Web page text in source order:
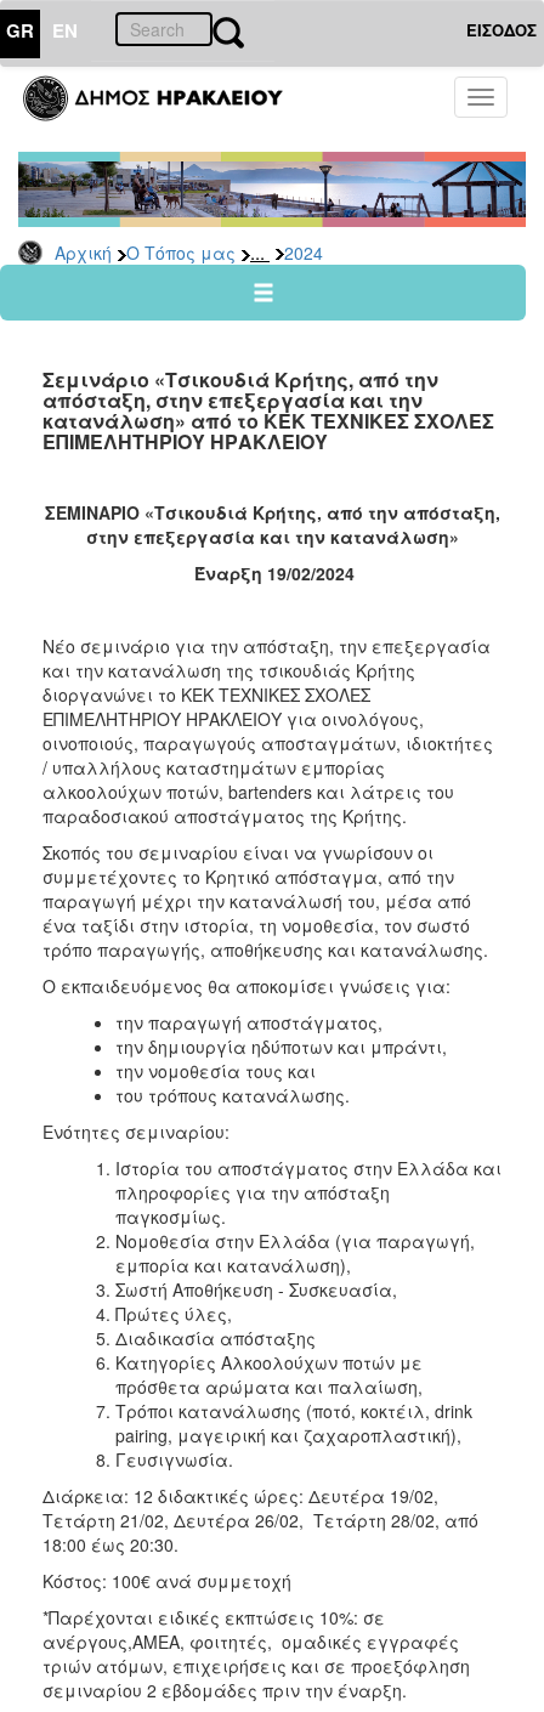
GR EN ΕΙΣΟΔΟΣ
Toggle
Αρχική Ο Τόπος μας ... 2024
ΤΟΠΟΣ
ΜΑΣ
Ανακοινώσεις
Αρχείο
2026
2024
2022
2021
2019
2018
2015
2012
2011
ΔΗΜΟΣ
ΠΟΛΙΤΙΣΜΟΣ
ΑΝΘΕΚΤΙΚΗ
ΠΟΛΗ
Σεμινάριο «Τσικουδιά Κρήτης, από την
απόσταξη, στην επεξεργασία και την
κατανάλωση» από το ΚΕΚ ΤΕΧΝΙΚΕΣ ΣΧΟΛΕΣ
ΕΠΙΜΕΛΗΤΗΡΙΟΥ ΗΡΑΚΛΕΙΟΥ
ΣΕΜΙΝΑΡΙΟ «Τσικουδιά Κρήτης, από την απόσταξη,
στην επεξεργασία και την κατανάλωση»
Έναρξη 19/02/2024
Νέο σεμινάριο για την απόσταξη, την επεξεργασία
και την κατανάλωση της τσικουδιάς Κρήτης
διοργανώνει το ΚΕΚ ΤΕΧΝΙΚΕΣ ΣΧΟΛΕΣ
ΕΠΙΜΕΛΗΤΗΡΙΟΥ ΗΡΑΚΛΕΙΟΥ για οινολόγους,
οινοποιούς, παραγωγούς αποσταγμάτων, ιδιοκτήτες
/ υπαλλήλους καταστημάτων εμπορίας
αλκοολούχων ποτών, bartenders και λάτρεις του
παραδοσιακού αποστάγματος της Κρήτης.
Σκοπός του σεμιναρίου είναι να γνωρίσουν οι
συμμετέχοντες το Κρητικό απόσταγμα, από την
παραγωγή μέχρι την κατανάλωσή του, μέσα από
ένα ταξίδι στην ιστορία, τη νομοθεσία, τον σωστό
τρόπο παραγωγής, αποθήκευσης και κατανάλωσης.
Ο εκπαιδευόμενος θα αποκομίσει γνώσεις για:
την παραγωγή αποστάγματος,
την δημιουργία ηδύποτων και μπράντι,
την νομοθεσία τους και
του τρόπους κατανάλωσης.
Ενότητες σεμιναρίου:
Ιστορία του αποστάγματος στην Ελλάδα και
πληροφορίες για την απόσταξη
παγκοσμίως.
Νομοθεσία στην Ελλάδα (για παραγωγή,
εμπορία και κατανάλωση),
Σωστή Αποθήκευση - Συσκευασία,
Πρώτες ύλες,
Διαδικασία απόσταξης
Κατηγορίες Αλκοολούχων ποτών με
πρόσθετα αρώματα και παλαίωση,
Τρόποι κατανάλωσης (ποτό, κοκτέιλ, drink
pairing, μαγειρική και ζαχαροπλαστική),
Γευσιγνωσία.
Διάρκεια: 12 διδακτικές ώρες: Δευτέρα 19/02,
Τετάρτη 21/02, Δευτέρα 26/02, Τετάρτη 28/02, από
18:00 έως 20:30.
Κόστος: 100€ ανά συμμετοχή
*Παρέχονται ειδικές εκπτώσεις 10%: σε
ανέργους,AMEA, φοιτητές, ομαδικές εγγραφές
τριών ατόμων, επιχειρήσεις και σε προεξόφληση
σεμιναρίου 2 εβδομάδες πριν την έναρξη.